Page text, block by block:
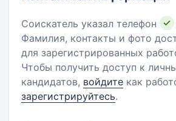
Соискатель указал телефон
Фамилия, контакты и фото
для зарегистрированных
Чтобы получить доступ к
кандидатов, войдите как
зарегистрируйтесь.